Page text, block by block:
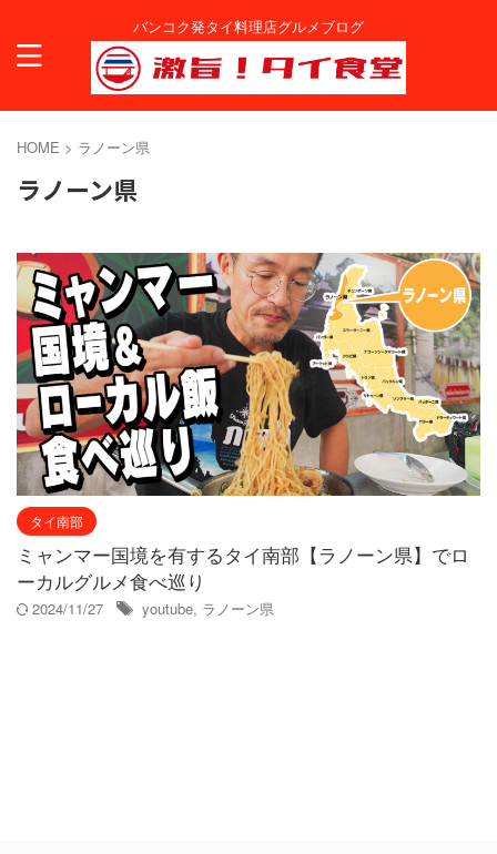
バンコク発タイ料理店グルメブログ
HOME > ラノーン県
ラノーン県
タイ南部
ミャンマー国境を有するタイ南部【ラノーン県】でロ
ーカルグルメ食べ巡り
2024/11/27 youtube, ラノーン県